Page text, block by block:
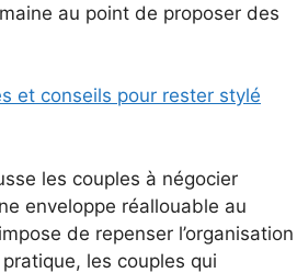
au point de proposer des
et conseils pour rester stylé
les couples à négocier
enveloppe réallouable au
de repenser l’organisation
les couples qui